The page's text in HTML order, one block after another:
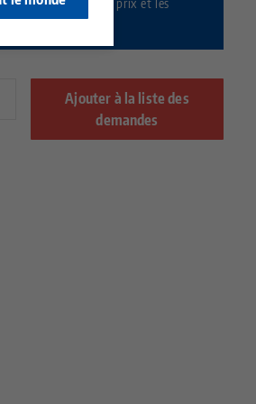
pour afficher les prix et les
Ajouter à la liste des
demandes